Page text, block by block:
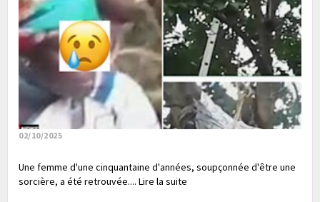
02/10/2025
Une femme d'une cinquantaine d'années, soupçonnée d'être une
sorcière, a été retrouvée.... Lire la suite